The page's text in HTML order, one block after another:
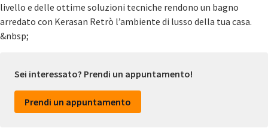
livello e delle ottime soluzioni tecniche rendono un bagno
arredato con Kerasan Retrò l’ambiente di lusso della tua casa.
&nbsp;
Sei interessato? Prendi un appuntamento!
Prendi un appuntamento